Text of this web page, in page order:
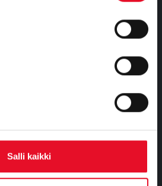
Salli kaikki
ja mainetutkimukset
ja palvelukehitys
tutkimukset